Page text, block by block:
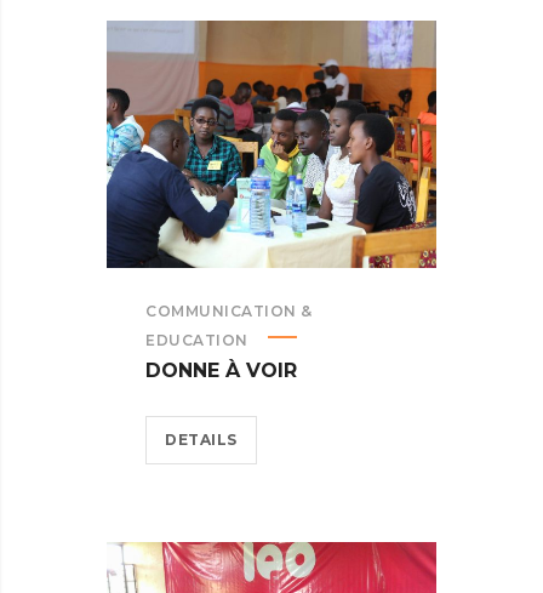
COMMUNICATION &
EDUCATION
DONNE À VOIR
DETAILS